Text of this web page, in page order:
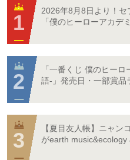
2026年8月8日より！セ
「僕のヒーローアカデ
「一番くじ 僕のヒー
語-」発売日・一部賞品
【夏目友人帳】ニャン
がearth